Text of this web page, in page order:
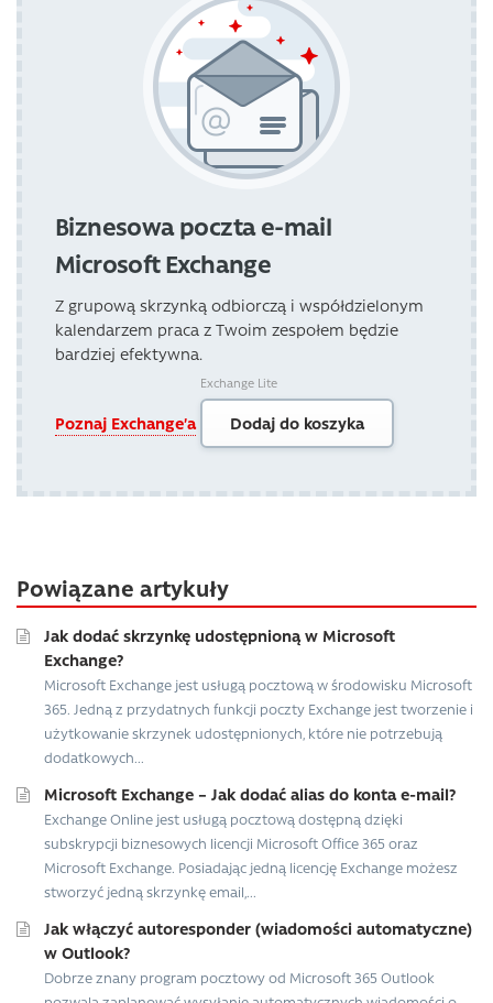
Biznesowa poczta e-mail
Microsoft Exchange
Z grupową skrzynką odbiorczą i współdzielonym
kalendarzem praca z Twoim zespołem będzie
bardziej efektywna.
Poznaj Exchange’a
Exchange Lite
Dodaj do koszyka
Powiązane artykuły
Jak dodać skrzynkę udostępnioną w Microsoft
Exchange?
Microsoft Exchange jest usługą pocztową w środowisku Microsoft
365. Jedną z przydatnych funkcji poczty Exchange jest tworzenie i
użytkowanie skrzynek udostępnionych, które nie potrzebują
dodatkowych...
Microsoft Exchange – Jak dodać alias do konta e-mail?
Exchange Online jest usługą pocztową dostępną dzięki
subskrypcji biznesowych licencji Microsoft Office 365 oraz
Microsoft Exchange. Posiadając jedną licencję Exchange możesz
stworzyć jedną skrzynkę email,...
Jak włączyć autoresponder (wiadomości automatyczne)
w Outlook?
Dobrze znany program pocztowy od Microsoft 365 Outlook